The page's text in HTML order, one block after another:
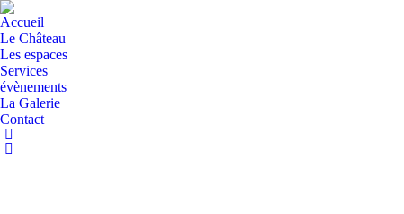
Accueil
Le Château
Les espaces
Services
évènements
La Galerie
Contact